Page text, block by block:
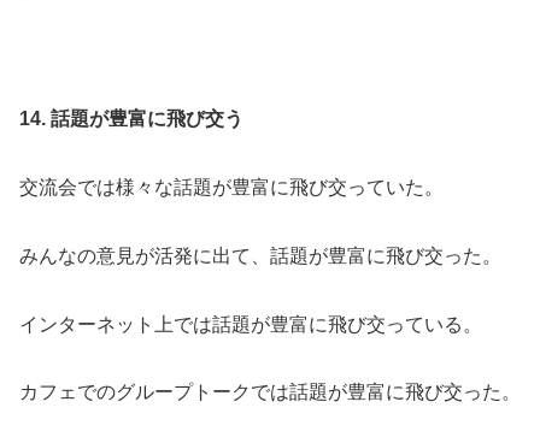
14. 話題が豊富に飛び交う
交流会では様々な話題が豊富に飛び交っていた。
みんなの意見が活発に出て、話題が豊富に飛び交った。
インターネット上では話題が豊富に飛び交っている。
カフェでのグループトークでは話題が豊富に飛び交った。